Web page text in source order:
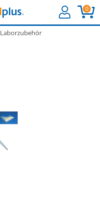
0
Laborzubehör